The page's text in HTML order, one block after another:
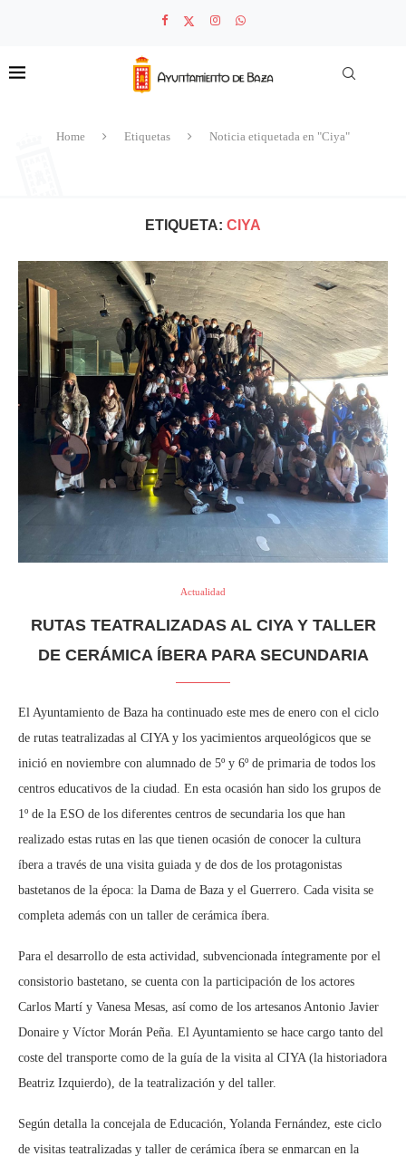
Home Etiquetas Noticia etiquetada en "Ciya"
ETIQUETA: CIYA
Actualidad
RUTAS TEATRALIZADAS AL CIYA Y TALLER
DE CERÁMICA ÍBERA PARA SECUNDARIA
El Ayuntamiento de Baza ha continuado este mes de enero con el ciclo
de rutas teatralizadas al CIYA y los yacimientos arqueológicos que se
inició en noviembre con alumnado de 5º y 6º de primaria de todos los
centros educativos de la ciudad. En esta ocasión han sido los grupos de
1º de la ESO de los diferentes centros de secundaria los que han
realizado estas rutas en las que tienen ocasión de conocer la cultura
íbera a través de una visita guiada y de dos de los protagonistas
bastetanos de la época: la Dama de Baza y el Guerrero. Cada visita se
completa además con un taller de cerámica íbera.
Para el desarrollo de esta actividad, subvencionada íntegramente por el
consistorio bastetano, se cuenta con la participación de los actores
Carlos Martí y Vanesa Mesas, así como de los artesanos Antonio Javier
Donaire y Víctor Morán Peña. El Ayuntamiento se hace cargo tanto del
coste del transporte como de la guía de la visita al CIYA (la historiadora
Beatriz Izquierdo), de la teatralización y del taller.
Según detalla la concejala de Educación, Yolanda Fernández, este ciclo
de visitas teatralizadas y taller de cerámica íbera se enmarcan en la